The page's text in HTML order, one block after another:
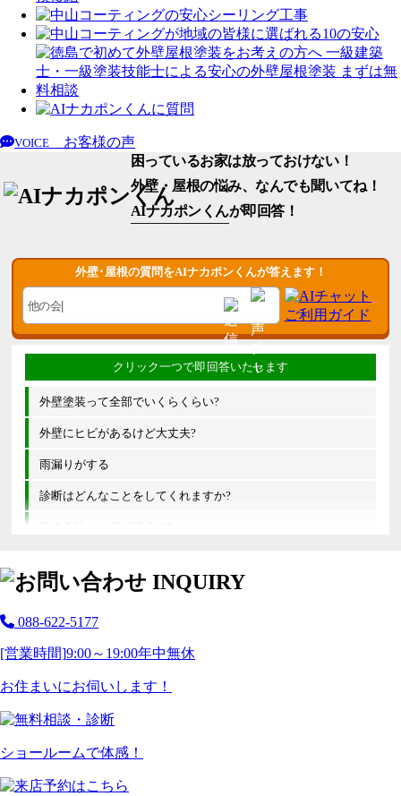
VOICE
お客様の声
困っているお家は放っておけない！
外壁・屋根の悩み、なんでも聞いてね！
AIナカポンくんが即回答！
外壁･屋根の質問をAIナカポンくんが答えます！
外壁塗装って全部でいくらくらい?
外壁にヒビがあるけど大丈夫?
雨漏りがする
診断はどんなことをしてくれますか?
他の会社とは何が違うの?
088-622-5177
[営業時間]9:00～19:00年中無休
お住まいにお伺いします！
ショールームで体感！